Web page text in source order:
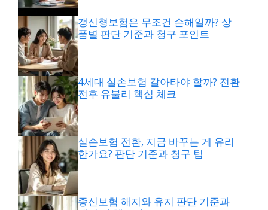
갱신형보험은 무조건 손해일까? 상
품별 판단 기준과 청구 포인트
4세대 실손보험 갈아타야 할까? 전환
전후 유불리 핵심 체크
실손보험 전환, 지금 바꾸는 게 유리
한가요? 판단 기준과 청구 팁
종신보험 해지와 유지 판단 기준과